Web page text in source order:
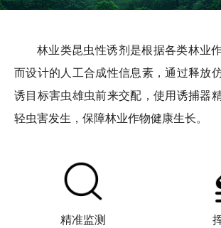
林业类昆虫性诱剂是根据各类林业
而设计的人工合成性信息素，通过释放
诱目标害虫雄虫前来交配，使用诱捕器
轻虫害发生，保障林业作物健康生长。
精准监测